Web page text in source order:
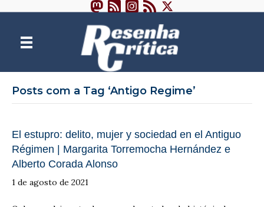
Posts com a Tag ‘Antigo Regime’
El estupro: delito, mujer y sociedad en el Antiguo
Régimen | Margarita Torremocha Hernández e
Alberto Corada Alonso
1 de agosto de 2021